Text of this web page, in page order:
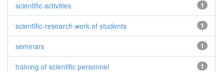
1
scientific activities
1
scientific-research work of students
1
seminars
1
training of scientific personnel